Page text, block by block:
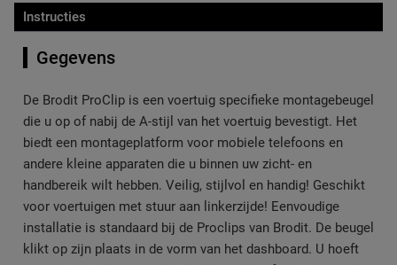
Instructies
Gegevens
De Brodit ProClip is een voertuig specifieke montagebeugel
die u op of nabij de A-stijl van het voertuig bevestigt. Het
biedt een montageplatform voor mobiele telefoons en
andere kleine apparaten die u binnen uw zicht- en
handbereik wilt hebben. Veilig, stijlvol en handig! Geschikt
voor voertuigen met stuur aan linkerzijde! Eenvoudige
installatie is standaard bij de Proclips van Brodit. De beugel
klikt op zijn plaats in de vorm van het dashboard. U hoeft